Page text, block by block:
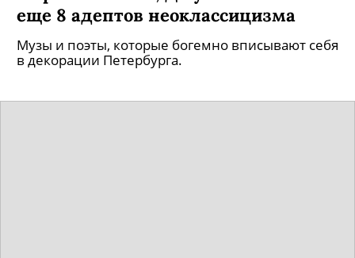
еще 8 адептов неоклассицизма
Музы и поэты, которые богемно вписывают себя
в декорации Петербурга.